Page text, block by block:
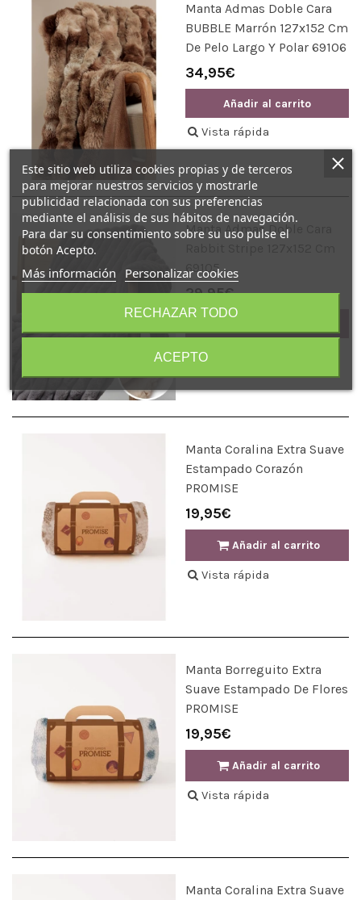
Manta Admas Doble Cara
BUBBLE Marrón 127x152 Cm
De Pelo Largo Y Polar 69106
34,95€
Añadir al carrito
Vista rápida
Manta Admas Doble Cara
69105
29,95€
Vista rápida
Manta Coralina Extra Suave
Estampado Corazón
PROMISE
19,95€
Añadir al carrito
Vista rápida
Manta Borreguito Extra
Suave Estampado De Flores
PROMISE
19,95€
Añadir al carrito
Vista rápida
Manta Coralina Extra Suave
Este sitio web utiliza cookies propias y de terceros
para mejorar nuestros servicios y mostrarle
publicidad relacionada con sus preferencias
mediante el análisis de sus hábitos de navegación.
Para dar su consentimiento sobre su uso pulse el
botón Acepto.
Más información Personalizar cookies
RECHAZAR TODO
ACEPTO